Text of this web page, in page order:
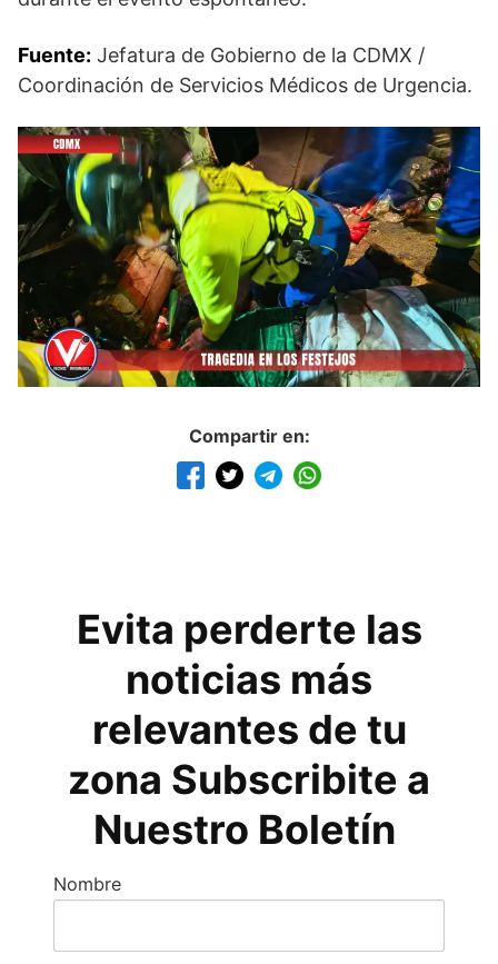
Fuente: Jefatura de Gobierno de la CDMX /
Coordinación de Servicios Médicos de Urgencia.
Compartir en:
Evita perderte las
noticias más
relevantes de tu
zona Subscribite a
Nuestro Boletín
Nombre